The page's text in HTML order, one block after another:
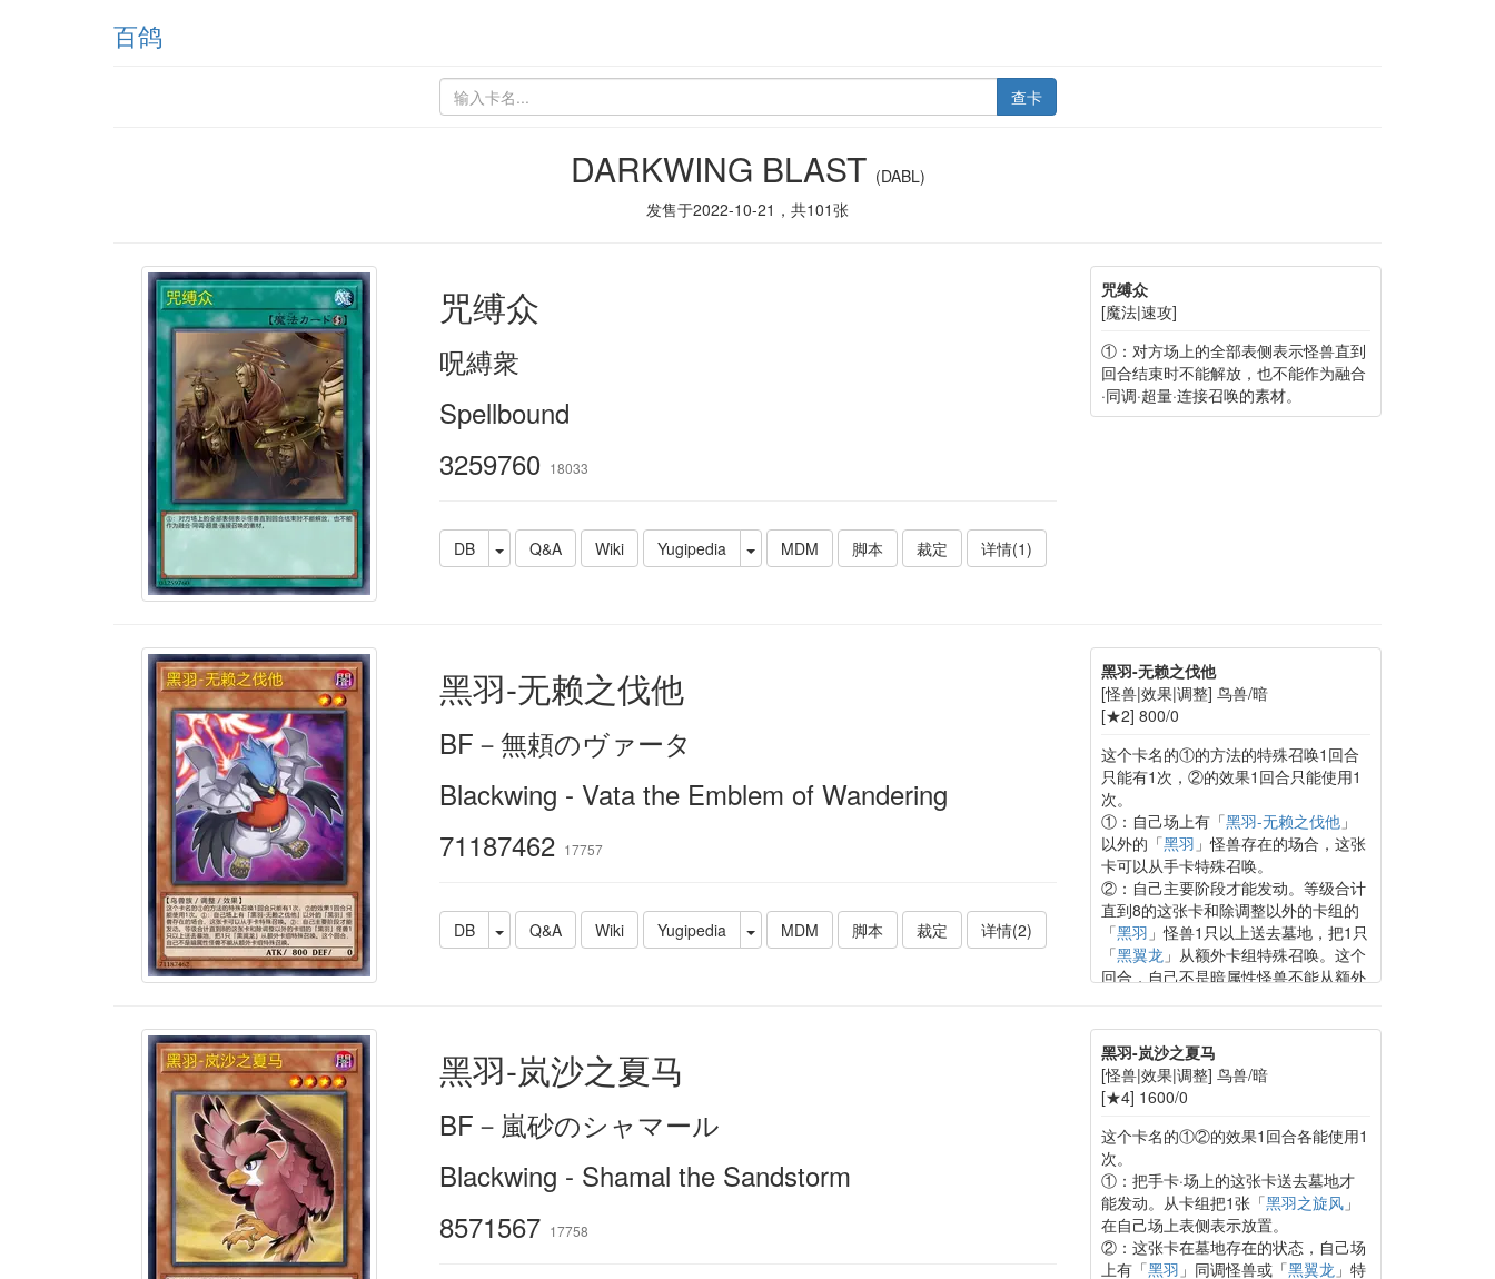
百鸽
查卡
DARKWING BLAST (DABL)
发售于2022-10-21 ，共101张
咒缚众
呪縛衆
Spellbound
3259760 18033
DB Q&A Wiki Yugipedia MDM 脚本 裁定 详情(1)
咒缚众
[魔法|速攻]
①：对方场上的全部表侧表示怪兽直到
回合结束时不能解放，也不能作为融合
·同调·超量·连接召唤的素材。
黑羽-无赖之伐他
BF－無頼のヴァータ
Blackwing - Vata the Emblem of Wandering
71187462 17757
DB Q&A Wiki Yugipedia MDM 脚本 裁定 详情(2)
黑羽-无赖之伐他
[怪兽|效果|调整] 鸟兽/暗
[★2] 800/0
这个卡名的①的方法的特殊召唤1回合
只能有1次，②的效果1回合只能使用1
次。
①：自己场上有「黑羽-无赖之伐他 」
以外的「黑羽 」怪兽存在的场合，这张
卡可以从手卡特殊召唤。
②：自己主要阶段才能发动。等级合计
直到8的这张卡和除调整以外的卡组的
「黑羽 」怪兽1只以上送去墓地，把1只
「黑翼龙 」从额外卡组特殊召唤。这个
回合，自己不是暗属性怪兽不能从额外
黑羽-岚沙之夏马
BF－嵐砂のシャマール
Blackwing - Shamal the Sandstorm
8571567 17758
黑羽-岚沙之夏马
[怪兽|效果|调整] 鸟兽/暗
[★4] 1600/0
这个卡名的①②的效果1回合各能使用1
次。
①：把手卡·场上的这张卡送去墓地才
能发动。从卡组把1张「黑羽之旋风 」
在自己场上表侧表示放置。
②：这张卡在墓地存在的状态，自己场
上有「黑羽 」同调怪兽或「黑翼龙 」特